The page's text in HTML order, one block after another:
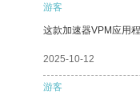
游客
这款加速器VPM应用
2025-10-12
游客